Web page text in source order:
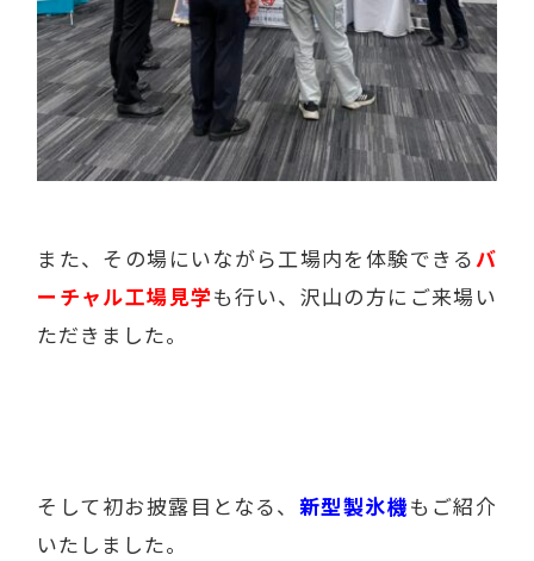
また、その場にいながら工場内を体験できるバ
ーチャル工場見学も行い、沢山の方にご来場い
ただきました。
そして初お披露目となる、 新型製氷機もご紹介
いたしました。